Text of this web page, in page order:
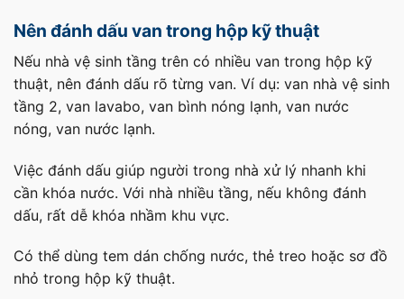
Nên đánh dấu van trong hộp kỹ thuật
Nếu nhà vệ sinh tầng trên có nhiều van trong hộp kỹ
thuật, nên đánh dấu rõ từng van. Ví dụ: van nhà vệ sinh
tầng 2, van lavabo, van bình nóng lạnh, van nước
nóng, van nước lạnh.
Việc đánh dấu giúp người trong nhà xử lý nhanh khi
cần khóa nước. Với nhà nhiều tầng, nếu không đánh
dấu, rất dễ khóa nhầm khu vực.
Có thể dùng tem dán chống nước, thẻ treo hoặc sơ đồ
nhỏ trong hộp kỹ thuật.